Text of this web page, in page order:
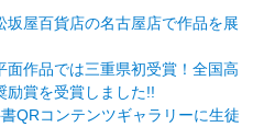
坂屋百貨店の名古屋店で作品を展
面作品では三重県初受賞！全国高
励賞を受賞しました!!
QRコンテンツギャラリーに生徒